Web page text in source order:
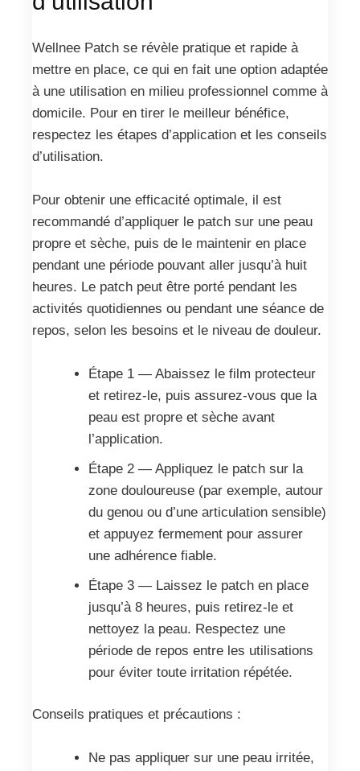
Wellnee Patch se révèle pratique et rapide à
mettre en place, ce qui en fait une option adaptée
à une utilisation en milieu professionnel comme à
domicile. Pour en tirer le meilleur bénéfice,
respectez les étapes d’application et les conseils
d’utilisation.
Pour obtenir une efficacité optimale, il est
recommandé d’appliquer le patch sur une peau
propre et sèche, puis de le maintenir en place
pendant une période pouvant aller jusqu’à huit
heures. Le patch peut être porté pendant les
activités quotidiennes ou pendant une séance de
repos, selon les besoins et le niveau de douleur.
Étape 1 — Abaissez le film protecteur
et retirez-le, puis assurez-vous que la
peau est propre et sèche avant
l’application.
Étape 2 — Appliquez le patch sur la
zone douloureuse (par exemple, autour
du genou ou d’une articulation sensible)
et appuyez fermement pour assurer
une adhérence fiable.
Étape 3 — Laissez le patch en place
jusqu’à 8 heures, puis retirez-le et
nettoyez la peau. Respectez une
période de repos entre les utilisations
pour éviter toute irritation répétée.
Conseils pratiques et précautions :
Ne pas appliquer sur une peau irritée,